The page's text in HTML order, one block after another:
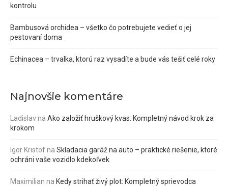
kontrolu
Bambusová orchidea – všetko čo potrebujete vedieť o jej
pestovaní doma
Echinacea – trvalka, ktorú raz vysadíte a bude vás tešiť celé roky
Najnovšie komentáre
Ladislavna Ako založiť hruškový kvas: Kompletný návod krok za
krokom
Igor Kristofna Skladacia garáž na auto – praktické riešenie, ktoré
ochráni vaše vozidlo kdekoľvek
Maximilian na Kedy strihať živý plot: Kompletný sprievodca